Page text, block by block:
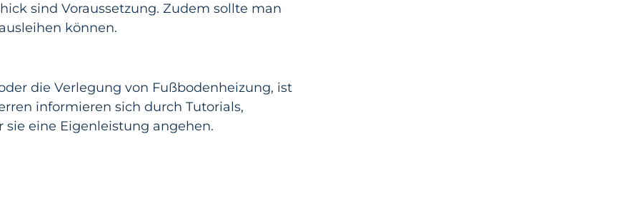
sind Voraussetzung. Zudem sollte man
können.
die Verlegung von Fußbodenheizung, ist
informieren sich durch Tutorials,
eine Eigenleistung angehen.